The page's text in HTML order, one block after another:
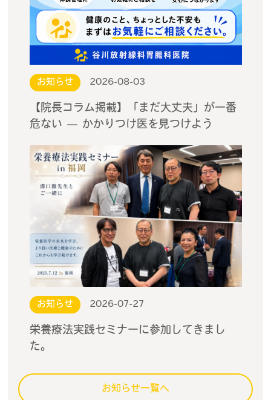
お知らせ 2026-08-03
【院長コラム掲載】「まだ大丈夫」が一番
危ない — かかりつけ医を見つけよう
お知らせ 2026-07-27
栄養療法実践セミナーに参加してきまし
た。
お知らせ一覧へ